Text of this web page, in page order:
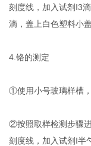
刻度线，加入试剂Ⅰ3
滴，盖上白色塑料小
4.铬的测定
①使用小号玻璃样槽
②按照取样检测步骤
刻度线，加入试剂Ⅰ